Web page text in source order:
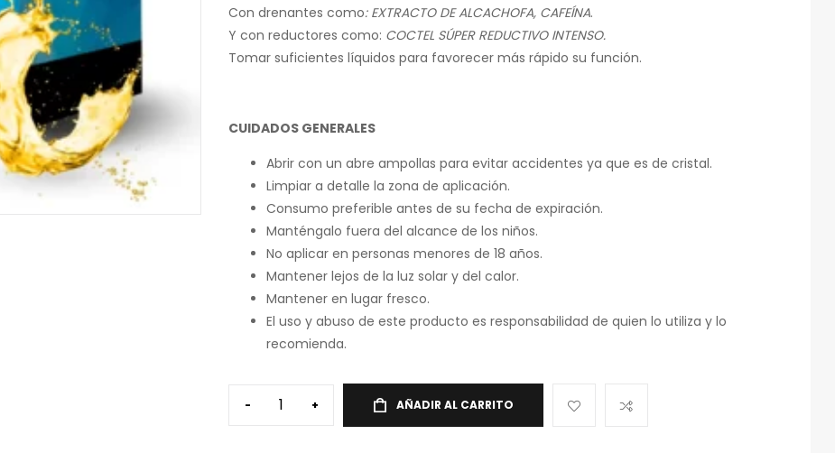
Con drenantes como: EXTRACTO DE ALCACHOFA, CAFEÍNA.
Y con reductores como: COCTEL SÚPER REDUCTIVO INTENSO.
Tomar suficientes líquidos para favorecer más rápido su función.
CUIDADOS GENERALES
Abrir con un abre ampollas para evitar accidentes ya que es de cristal.
Limpiar a detalle la zona de aplicación.
Consumo preferible antes de su fecha de expiración.
Manténgalo fuera del alcance de los niños.
No aplicar en personas menores de 18 años.
Mantener lejos de la luz solar y del calor.
Mantener en lugar fresco.
El uso y abuso de este producto es responsabilidad de quien lo utiliza y lo
recomienda.
- + AÑADIR AL CARRITO